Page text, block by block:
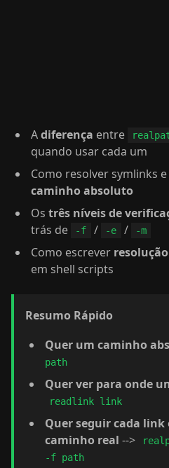
Adiferença entre
quando usar cada um
Como resolver symlinks
caminho absoluto
Os três níveis de
trás de
-f / -e / -m
Como escrever
em shell scripts
Resumo Rápido
Quer um caminho
path
Quer ver para onde
readlink link
Quer seguir cada link
caminho real -->
-f path